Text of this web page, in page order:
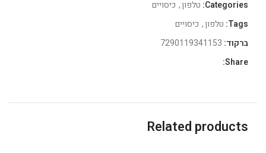
Categories: טלפון, כיסויים
Tags: טלפון, כיסויים
ברקוד:
Share:
Related products